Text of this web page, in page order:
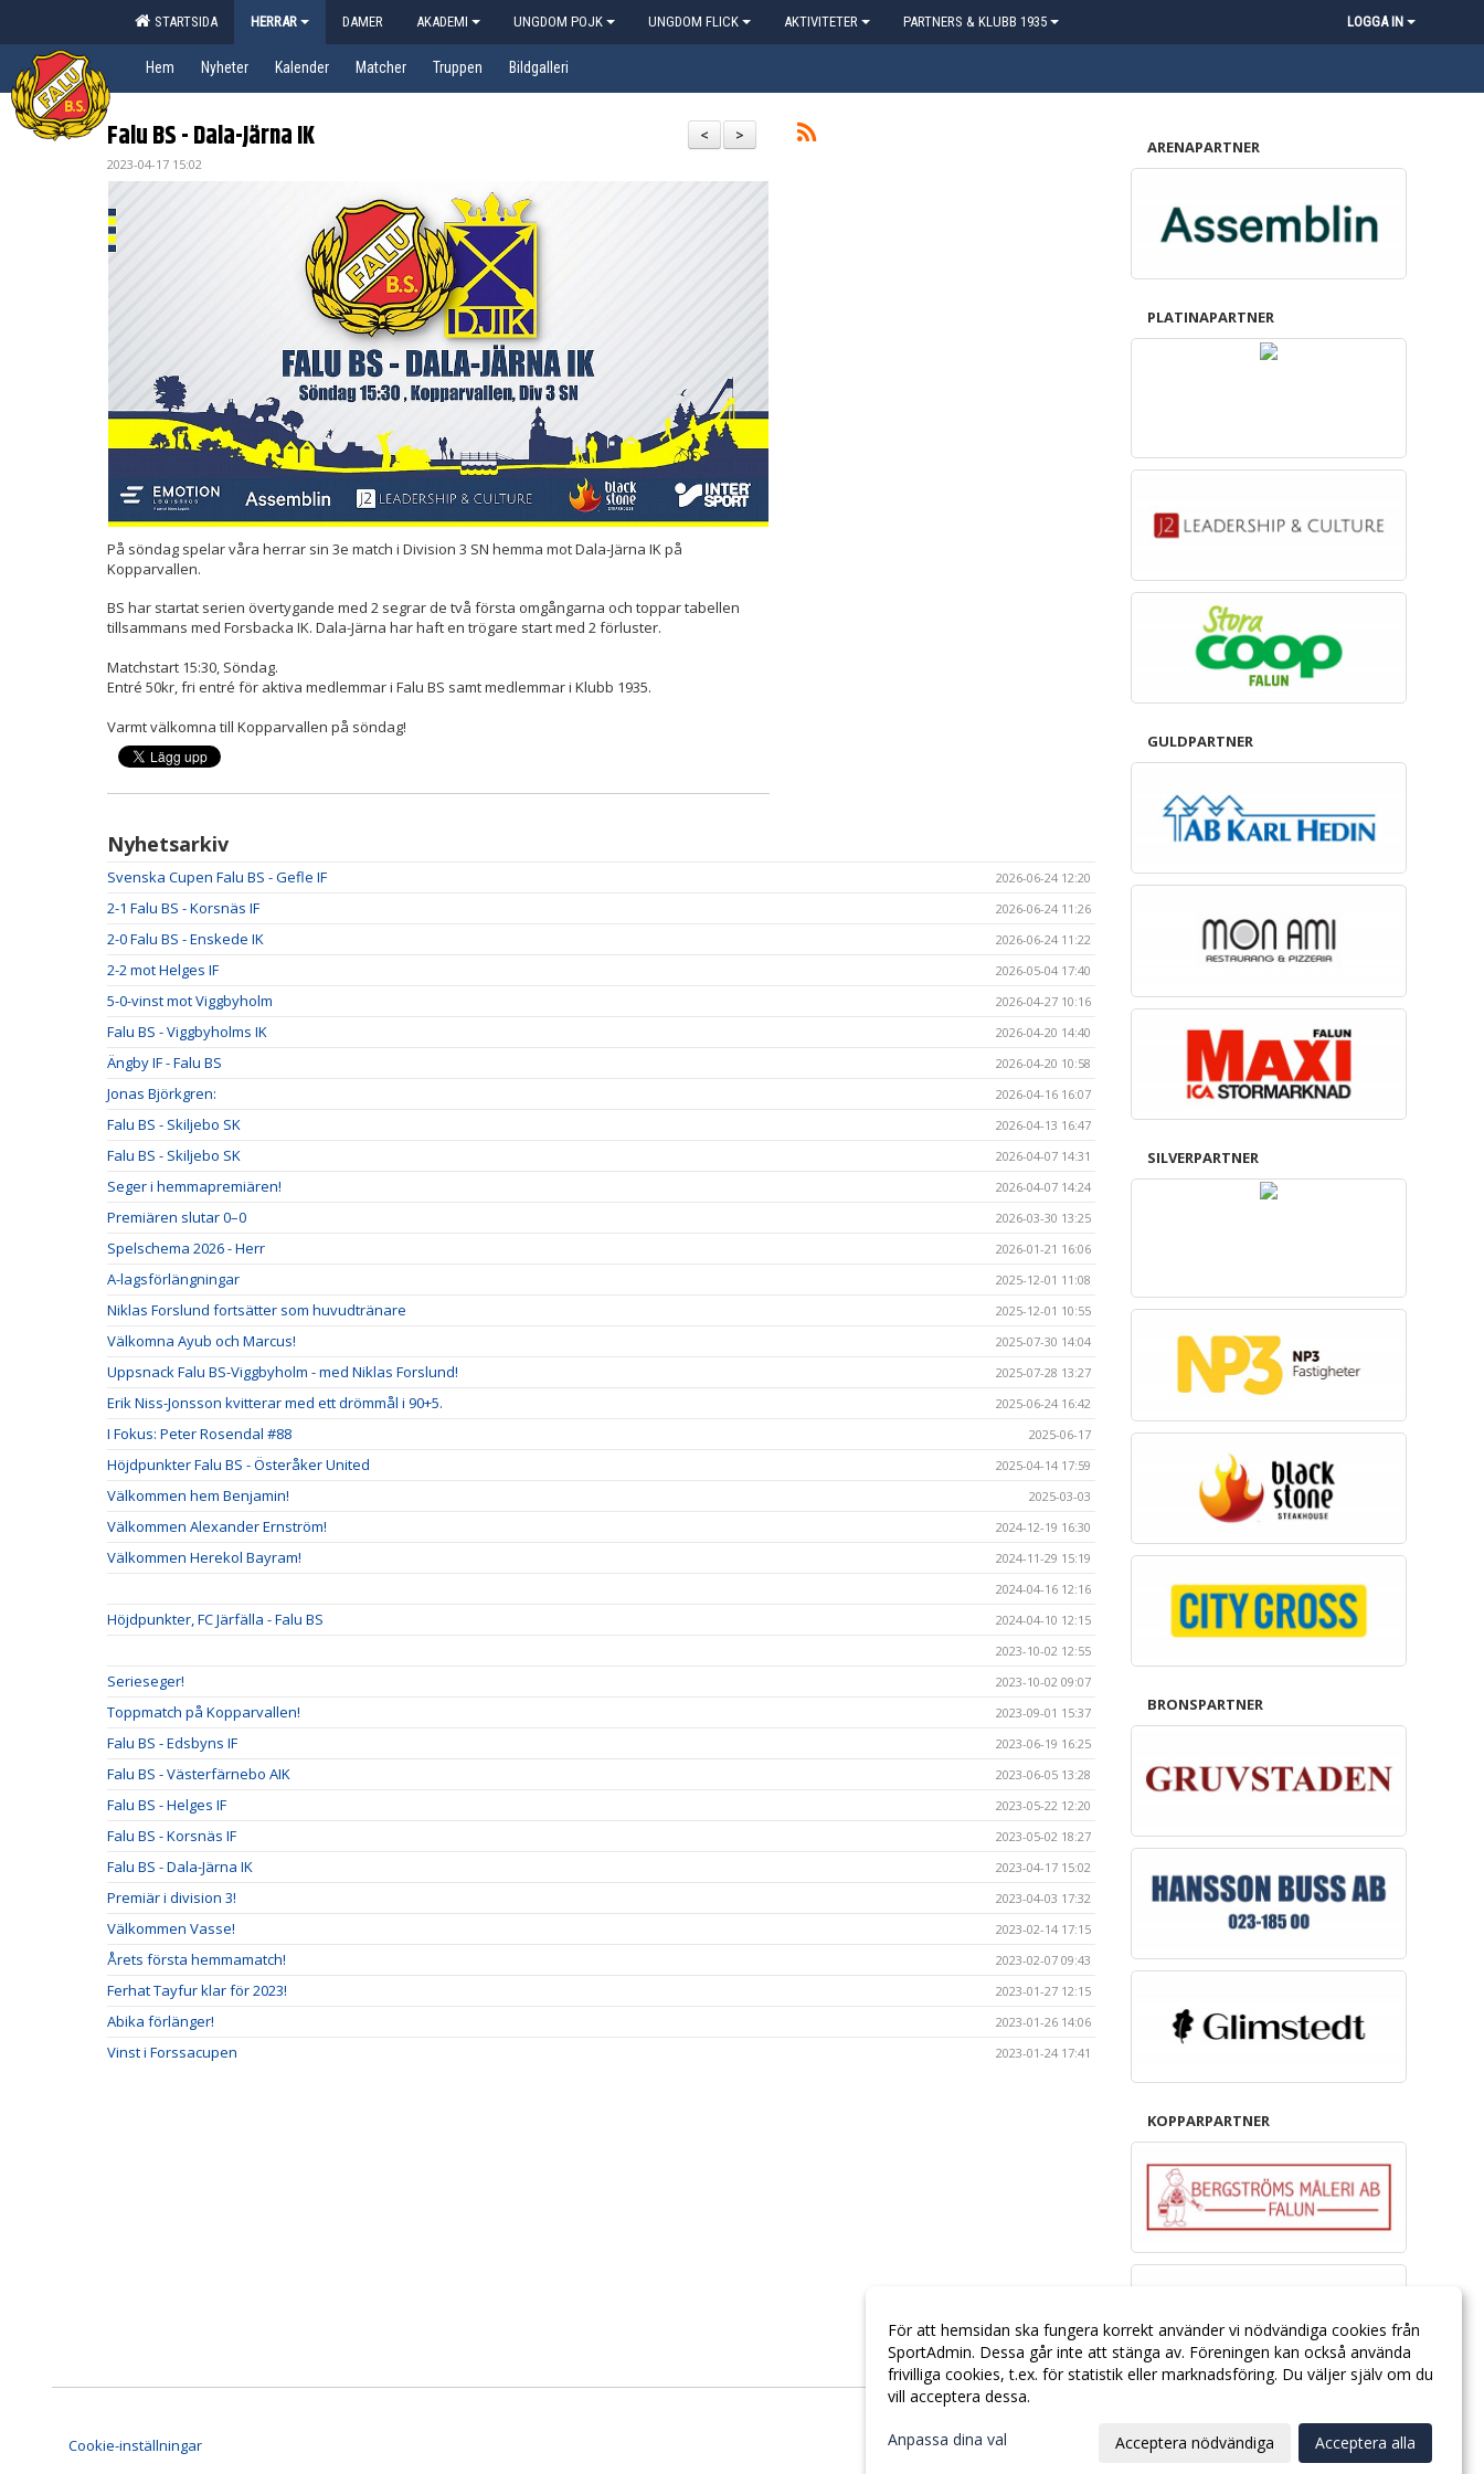
STARTSIDA HERRAR DAMER AKADEMI UNGDOM POJK UNGDOM FLICK AKTIVITETER PARTNERS & KLUBB 1935 LOGGA IN
Hem Nyheter Kalender Matcher Truppen Bildgalleri
>
<
Falu BS - Dala-Järna IK
2023-04-17 15:02
På söndag spelar våra herrar sin 3e match i Division 3 SN hemma mot Dala-Järna IK på
Kopparvallen.
BS har startat serien övertygande med 2 segrar de två första omgångarna och toppar tabellen
tillsammans med Forsbacka IK. Dala-Järna har haft en trögare start med 2 förluster.
Matchstart 15:30, Söndag.
Entré 50kr, fri entré för aktiva medlemmar i Falu BS samt medlemmar i Klubb 1935.
Varmt välkomna till Kopparvallen på söndag!
Nyhetsarkiv
Svenska Cupen Falu BS - Gefle IF 2026-06-24 12:20
2-1 Falu BS - Korsnäs IF 2026-06-24 11:26
2-0 Falu BS - Enskede IK 2026-06-24 11:22
2-2 mot Helges IF 2026-05-04 17:40
5-0-vinst mot Viggbyholm 2026-04-27 10:16
Falu BS - Viggbyholms IK 2026-04-20 14:40
Ängby IF - Falu BS 2026-04-20 10:58
Jonas Björkgren: 2026-04-16 16:07
Falu BS - Skiljebo SK 2026-04-13 16:47
Falu BS - Skiljebo SK 2026-04-07 14:31
Seger i hemmapremiären! 2026-04-07 14:24
Premiären slutar 0–0 2026-03-30 13:25
Spelschema 2026 - Herr 2026-01-21 16:06
A-lagsförlängningar 2025-12-01 11:08
Niklas Forslund fortsätter som huvudtränare 2025-12-01 10:55
Välkomna Ayub och Marcus! 2025-07-30 14:04
Uppsnack Falu BS-Viggbyholm - med Niklas Forslund! 2025-07-28 13:27
Erik Niss-Jonsson kvitterar med ett drömmål i 90+5. 2025-06-24 16:42
I Fokus: Peter Rosendal #88 2025-06-17
Höjdpunkter Falu BS - Österåker United 2025-04-14 17:59
Välkommen hem Benjamin! 2025-03-03
Välkommen Alexander Ernström! 2024-12-19 16:30
Välkommen Herekol Bayram!
2024-11-29 15:19
2024-04-16 12:16
Höjdpunkter, FC Järfälla - Falu BS
2024-04-10 12:15
2023-10-02 12:55
Serieseger! 2023-10-02 09:07
Toppmatch på Kopparvallen! 2023-09-01 15:37
Falu BS - Edsbyns IF 2023-06-19 16:25
Falu BS - Västerfärnebo AIK 2023-06-05 13:28
Falu BS - Helges IF 2023-05-22 12:20
Falu BS - Korsnäs IF 2023-05-02 18:27
Falu BS - Dala-Järna IK 2023-04-17 15:02
Premiär i division 3! 2023-04-03 17:32
Välkommen Vasse! 2023-02-14 17:15
Årets första hemmamatch! 2023-02-07 09:43
Ferhat Tayfur klar för 2023! 2023-01-27 12:15
Abika förlänger! 2023-01-26 14:06
Vinst i Forssacupen 2023-01-24 17:41
ARENAPARTNER
PLATINAPARTNER
GULDPARTNER
SILVERPARTNER
BRONSPARTNER
KOPPARPARTNER
Cookie-inställningar
För att hemsidan ska fungera korrekt använder vi nödvändiga cookies från
SportAdmin. Dessa går inte att stänga av. Föreningen kan också använda
frivilliga cookies, t.ex. för statistik eller marknadsföring. Du väljer själv om du
vill acceptera dessa.
Anpassa dina val Acceptera nödvändiga Acceptera alla